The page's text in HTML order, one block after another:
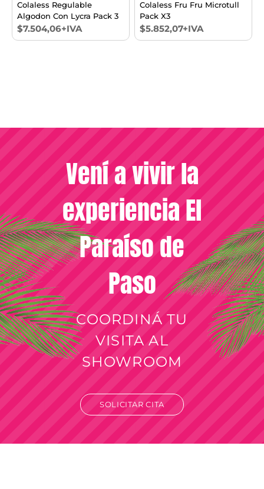
Colaless Regulable
Algodon Con Lycra Pack 3
$7.504,06+IVA
Colaless Fru Fru Microtull
Pack X3
$5.852,07+IVA
Vení a vivir la
experiencia El
Paraíso de
Paso
COORDINÁ TU
VISITA AL
SHOWROOM
SOLICITAR CITA